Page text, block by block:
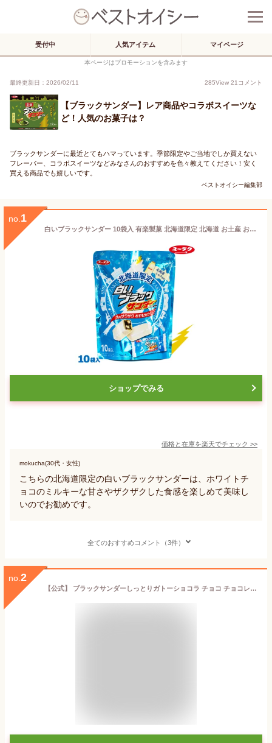
受付中 人気アイテム マイページ
本ページはプロモーションを含みます
最終更新日：2026/02/11 285View 21 コメント
【ブラックサンダー】レア商品やコラボスイーツな
ど！人気のお菓子は？
ブラックサンダーに最近とてもハマっています。季節限定やご当地でしか買えない
フレーバー、コラボスイーツなどみなさんのおすすめを色々教えてください！安く
買える商品でも嬉しいです。
ベストオイシー編集部
no. 1
白いブラックサンダー 10袋入 有楽製菓 北海道限定 北海道 お土産 おみやげ お菓子 スイーツ 北海道限定 ホワイトチョコレート ギフト プレゼント
ショップでみる
価格と在庫を楽天でチェック >>
mokucha(30代・女性)
こちらの北海道限定の白いブラックサンダーは、ホワイトチ
ョコのミルキーな甘さやザクザクした食感を楽しめて美味し
いのでお勧めです。
全てのおすすめコメント（3件）
no. 2
【公式】 ブラックサンダーしっとりガトーショコラ チョコ チョコレート プチギフト プレゼント スイーツ お菓子 個包装 2025 挨拶ギフト 箱 ハロウィン プレミアム